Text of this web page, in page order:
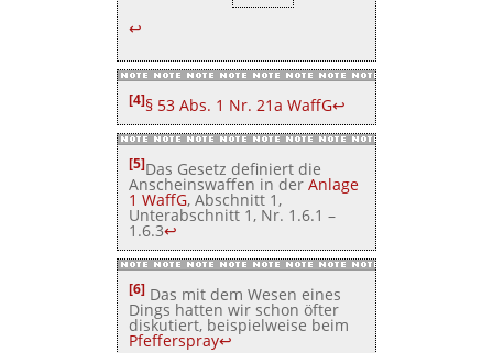
↩
[4]§ 53 Abs. 1 Nr. 21a WaffG↩
[5]Das Gesetz definiert die
Anscheinswaffen in der Anlage
1 WaffG, Abschnitt 1,
Unterabschnitt 1, Nr. 1.6.1 –
1.6.3↩
[6]Das mit dem Wesen eines
Dings hatten wir schon öfter
diskutiert, beispielweise beim
Pfefferspray↩